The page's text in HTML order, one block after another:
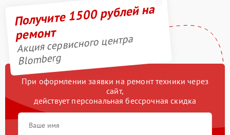
Получите 1500 рублей на
ремонт
Акция сервисного центра
Blomberg
При оформлении заявки на ремонт техники через
сайт,
действует персональная бессрочная скидка